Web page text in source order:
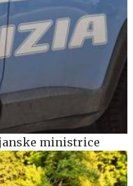
ministrice